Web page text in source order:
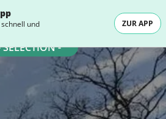
und
ZUR APP
SELECTION -